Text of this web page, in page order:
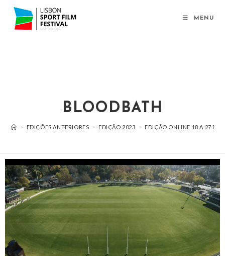
MENU
BLOODBATH
> EDIÇÕES ANTERIORES > EDIÇÃO 2023 > EDIÇÃO ONLINE 18 A 27 DE